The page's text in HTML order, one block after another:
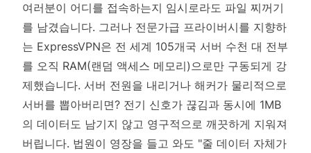
여러분이 어디를 접속하는지 임시로라도 파일 찌꺼기
를 남겼습니다. 그러나 전문가급 프라이버시를 지향하
는 ExpressVPN은 전 세계 105개국 서버 수천 대 전부
를 오직 RAM(랜덤 액세스 메모리)으로만 구동되게 강
제했습니다. 서버 전원을 내리거나 해커가 물리적으로
서버를 뽑아버리면? 전기 신호가 끊김과 동시에 1MB
의 데이터도 남기지 않고 영구적으로 깨끗하게 지워져
버립니다. 법원이 영장을 들고 와도 "줄 데이터 자체가